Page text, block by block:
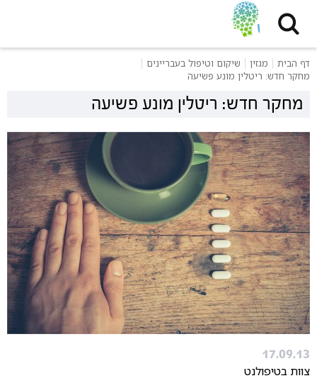
דף הבית מגזין
שיקום וטיפול בעבריינים
מחקר חדש: ריטלין מונע פשיעה
מחקר חדש: ריטלין מונע פשיעה
17.09.13
צוות בטיפולנט